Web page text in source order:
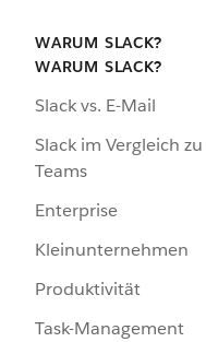
WARUM SLACK?
WARUM SLACK?
Slack vs. E-Mail
Slack im Vergleich zu
Teams
Enterprise
Kleinunternehmen
Produktivität
Task-Management